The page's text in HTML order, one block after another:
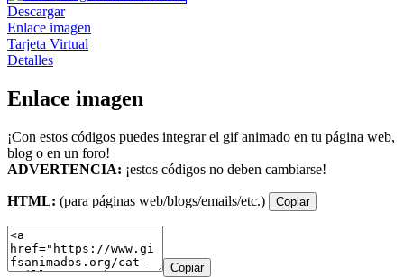
Descargar
Enlace imagen
Tarjeta Virtual
Detalles
Enlace imagen
¡Con estos códigos puedes integrar el gif animado en tu página web,
blog o en un foro!
ADVERTENCIA: ¡estos códigos no deben cambiarse!
HTML: (para páginas web/blogs/emails/etc.) Copiar
Copiar